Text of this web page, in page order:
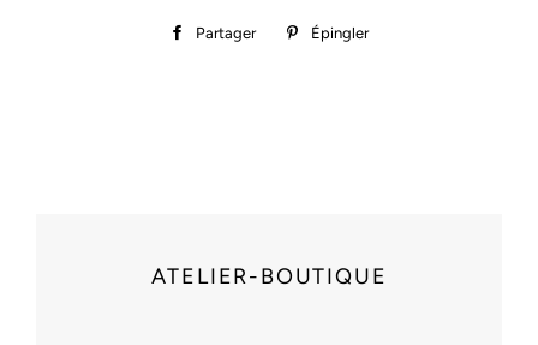
Partager
PartagerÉpingler
ATELIER-BOUTIQUE